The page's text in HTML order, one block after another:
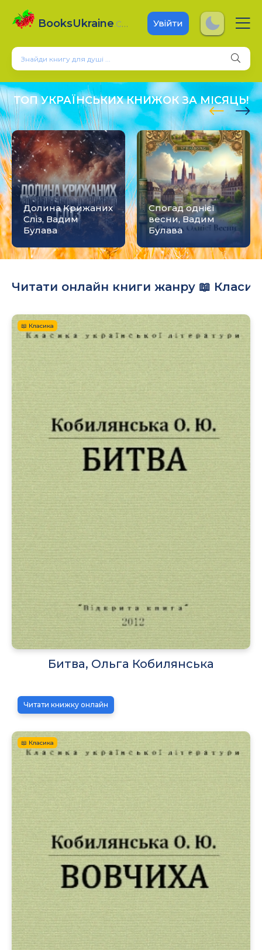
BooksUkraine.com Увійти
ТОП УКРАЇНСЬКИХ КНИЖОК ЗА МІСЯЦЬ!
Долина Крижаних
Сліз, Вадим
Булава
Спогад однієї
весни, Вадим
Булава
Читати онлайн книги жанру 📖
📖 Класика
Битва, Ольга Кобилянська
Читати книжку онлайн
📖 Класика